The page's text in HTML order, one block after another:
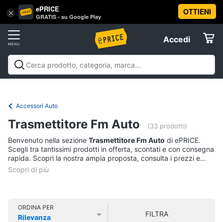
× ePRICE
GRATIS - su Google Play
OTTIENI
Accedi
Accedi
Registrati
Offerte
Informatica
Telefonia
Tv
Cinema
Vai
al
Motori
Auto
Catene
neve
Pneumatici
invernali
Batteria
auto
Accessori Auto
Trasmettitore Fm Auto (33 prodotti)
Benvenuto nella sezione Trasmettitore Fm Auto di ePRICE.
Scegli tra tantissimi prodotti in offerta, scontati e con consegna
rapida. Scopri la nostra ampia proposta, consulta i prezzi e
acquista comodamente online.
ORDINA PER
Rilevanza
FILTRA